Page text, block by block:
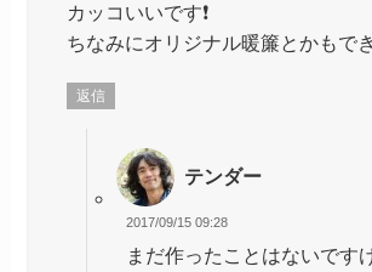
カッコいいです❗️
ちなみにオリジナル暖簾とかもで
返信
テンダー
2017/09/15 09:28
まだ作ったことはないです